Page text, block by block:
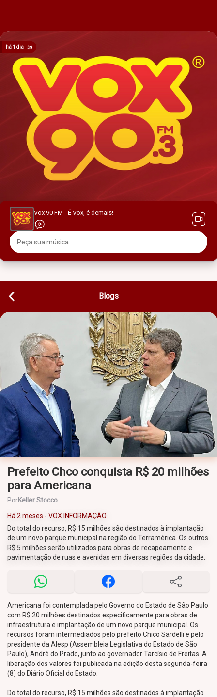
Vox 90 FM - É Vox, é demais!
Blogs
Prefeito Chco conquista R$ 20 milhões
para Americana
PorKeller Stocco
Há 2 meses - VOX INFORMAÇÃO
Do total do recurso, R$ 15 milhões são destinados à implantação
de um novo parque municipal na região do Terramérica. Os outros
R$ 5 milhões serão utilizados para obras de recapeamento e
pavimentação de ruas e avenidas em diversas regiões da cidade.
Americana foi contemplada pelo Governo do Estado de São Paulo
com R$ 20 milhões destinados especificamente para obras de
infraestrutura e implantação de um novo parque municipal. Os
recursos foram intermediados pelo prefeito Chico Sardelli e pelo
presidente da Alesp (Assembleia Legislativa do Estado de São
Paulo), André do Prado, junto ao governador Tarcísio de Freitas. A
liberação dos valores foi publicada na edição desta segunda-feira
(8) do Diário Oficial do Estado.
Do total do recurso, R$ 15 milhões são destinados à implantação
há 8 horas
há 14 horas
há 16 horas
há 16 horas
há 1 dia